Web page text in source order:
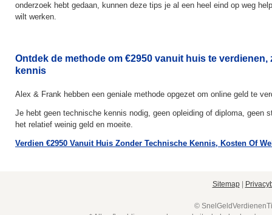
onderzoek hebt gedaan, kunnen deze tips je al een heel eind op weg
wilt werken.
Ontdek de methode om €2950 vanuit huis te
kennis
Alex & Frank hebben een geniale methode opgezet om online geld te
Je hebt geen technische kennis nodig, geen opleiding of diploma, geen
het relatief weinig geld en moeite.
Verdien €2950 Vanuit Huis Zonder Technische Kennis, Kosten Of
Sitemap|
©